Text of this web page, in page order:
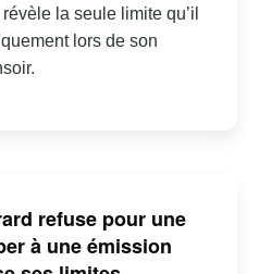
la seule limite qu’il
lors de son
refuse pour une
à une émission